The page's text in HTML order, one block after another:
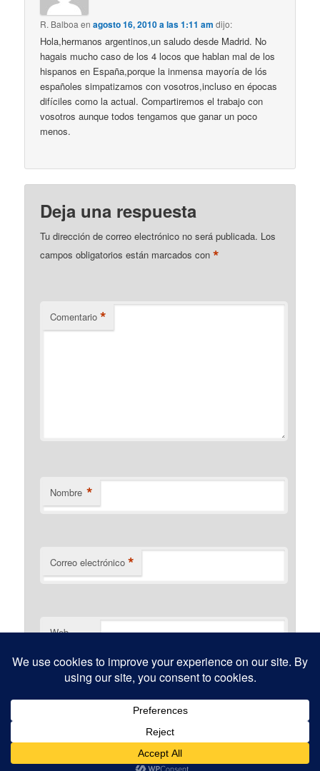
R. Balboa enagosto 16, 2010 a las 1:11 am dijo:
Hola,hermanos argentinos,un saludo desde Madrid. No
hagais mucho caso de los 4 locos que hablan mal de los
hispanos en España,porque la inmensa mayoría de lós
españoles simpatizamos con vosotros,incluso en épocas
difíciles como la actual. Compartiremos el trabajo con
vosotros aunque todos tengamos que ganar un poco
menos.
Deja una respuesta
Tu dirección de correo electrónico no será publicada. Los
campos obligatorios están marcados con*
Comentario *
Nombre *
Correo electrónico *
Web
Funciona gracias a WordPress